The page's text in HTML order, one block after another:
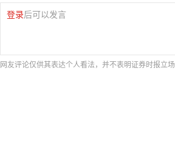
登录后可以发言
网友评论仅供其表达个人看法，并不表明证券时报立场